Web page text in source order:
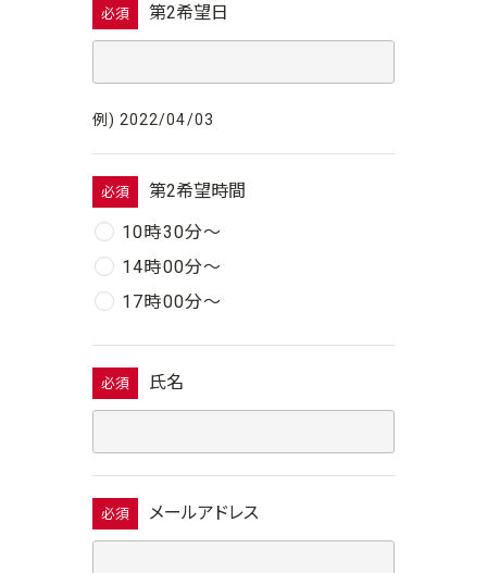
必須 第2希望日
例) 2022/04/03
必須
第2希望時間
10時30分〜
14時00分〜
17時00分〜
必須 氏名
必須 メールアドレス